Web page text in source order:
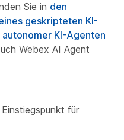
Sie in den
geskripteten KI-
autonomer KI-Agenten
Webex AI Agent
für